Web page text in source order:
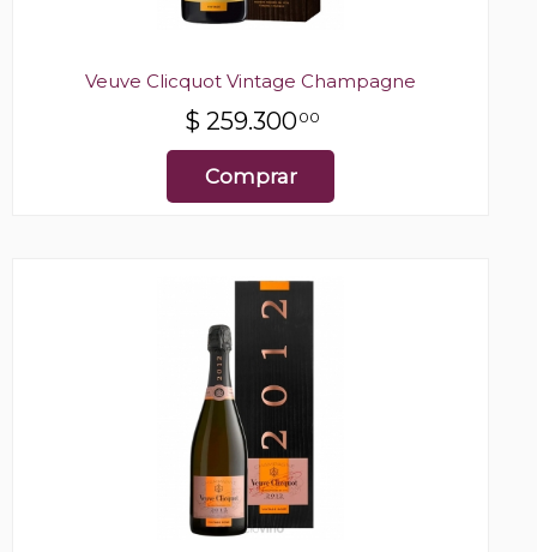
Veuve Clicquot Vintage Champagne
$ 259.30000
Comprar